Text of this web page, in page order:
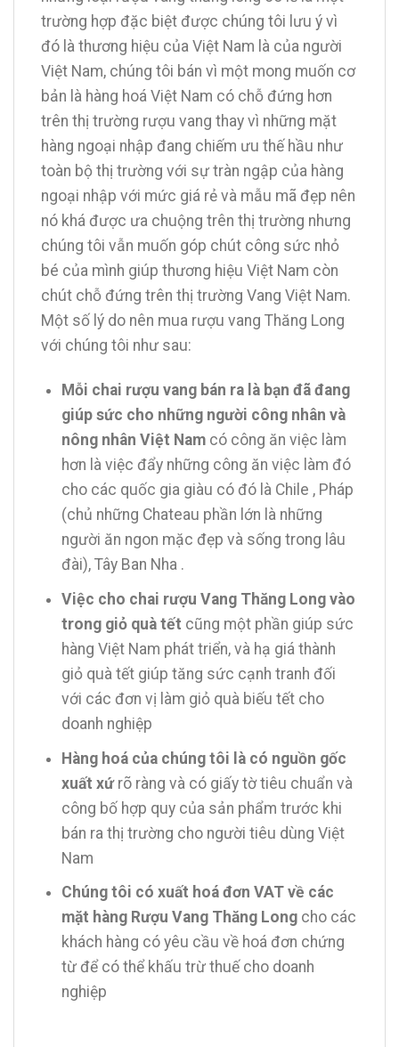
trường hợp đặc biệt được chúng tôi lưu ý vì
đó là thương hiệu của Việt Nam là của người
Việt Nam, chúng tôi bán vì một mong muốn cơ
bản là hàng hoá Việt Nam có chỗ đứng hơn
trên thị trường rượu vang thay vì những mặt
hàng ngoại nhập đang chiếm ưu thế hầu như
toàn bộ thị trường với sự tràn ngập của hàng
ngoại nhập với mức giá rẻ và mẫu mã đẹp nên
nó khá được ưa chuộng trên thị trường nhưng
chúng tôi vẫn muốn góp chút công sức nhỏ
bé của mình giúp thương hiệu Việt Nam còn
chút chỗ đứng trên thị trường Vang Việt Nam.
Một số lý do nên mua rượu vang Thăng Long
với chúng tôi như sau:
Mỗi chai rượu vang bán ra là bạn đã đang
giúp sức cho những người công nhân và
nông nhân Việt Namcó công ăn việc làm
hơn là việc đẩy những công ăn việc làm đó
cho các quốc gia giàu có đó là Chile , Pháp
(chủ những Chateau phần lớn là những
người ăn ngon mặc đẹp và sống trong lâu
đài), Tây Ban Nha .
Việc cho chai rượu Vang Thăng Long vào
trong giỏ quà tết cũng một phần giúp sức
hàng Việt Nam phát triển, và hạ giá thành
giỏ quà tết giúp tăng sức cạnh tranh đối
với các đơn vị làm giỏ quà biếu tết cho
doanh nghiệp
Hàng hoá của chúng tôi là có nguồn gốc
xuất xứrõ ràng và có giấy tờ tiêu chuẩn và
công bố hợp quy của sản phẩm trước khi
bán ra thị trường cho người tiêu dùng Việt
Nam
Chúng tôi có xuất hoá đơn VAT về các
mặt hàng Rượu Vang Thăng Longcho các
khách hàng có yêu cầu về hoá đơn chứng
từ để có thể khấu trừ thuế cho doanh
nghiệp